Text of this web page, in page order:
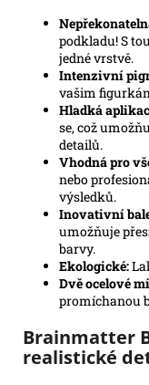
podkladu! S
jedné vrstvě.
Intenzivní
vašim
Hladká
se, což
detailů.
Vhodná pro
nebo
výsledků.
Inovativní
umožňuje
barvy.
Ekologické:
Dvě ocelové
promíchanou
Brainmatter
realistické